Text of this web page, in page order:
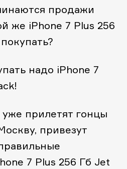
продажи
же iPhone 7 Plus 256
надо iPhone 7
прилетят гонцы
привезут
7 Plus 256 Гб Jet